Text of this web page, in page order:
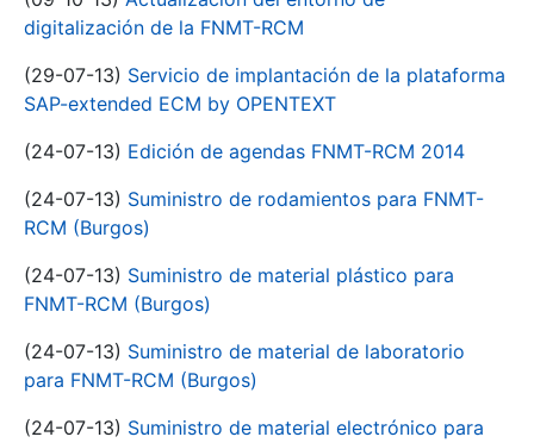
digitalización de la FNMT-RCM
(29-07-13) Servicio de implantación de la plataforma
SAP-extended ECM by OPENTEXT
(24-07-13) Edición de agendas FNMT-RCM 2014
(24-07-13) Suministro de rodamientos para FNMT-
RCM (Burgos)
(24-07-13) Suministro de material plástico para
FNMT-RCM (Burgos)
(24-07-13) Suministro de material de laboratorio
para FNMT-RCM (Burgos)
(24-07-13) Suministro de material electrónico para